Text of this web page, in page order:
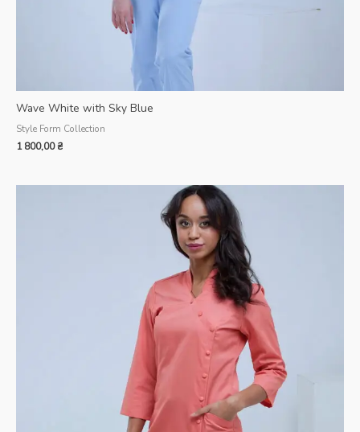
Wave White with Sky Blue
Style Form Collection
1 800,00₴